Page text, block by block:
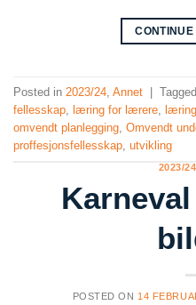
Posted in 2023/24 Annet Tagged
fellesskap
læring for lærere
omvendt planlegging Omvendt
proffesjonsfellesskap utvikling
2023/24
POSTED ON 14